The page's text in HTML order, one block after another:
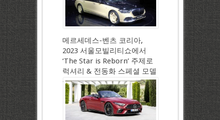
메르세데스-벤츠 코리아,
2023 서울모빌리티쇼에서
‘The Star is Reborn’ 주제로
럭셔리 & 전동화 스페셜 모델
공개